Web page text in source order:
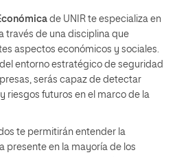
de UNIR te especializa en
través de una disciplina que
aspectos económicos y sociales.
entorno estratégico de seguridad
serás capaz de detectar
riesgos futuros en el marco de la
te permitirán entender la
presente en la mayoría de los